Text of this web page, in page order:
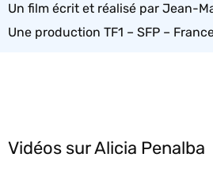
Un film écrit et réalisé par Jean-
Une production TF1 – SFP –
Vidéos sur Alicia Penalba